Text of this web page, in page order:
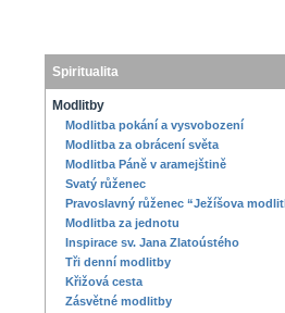
Spiritualita
Modlitby
Modlitba pokání a vysvobození
Modlitba za obrácení světa
Modlitba Páně v aramejštině
Svatý růženec
Pravoslavný růženec “Ježíšova
Modlitba za jednotu
Inspirace sv. Jana Zlatoústého
Tři denní modlitby
Křižová cesta
Zásvětné modlitby